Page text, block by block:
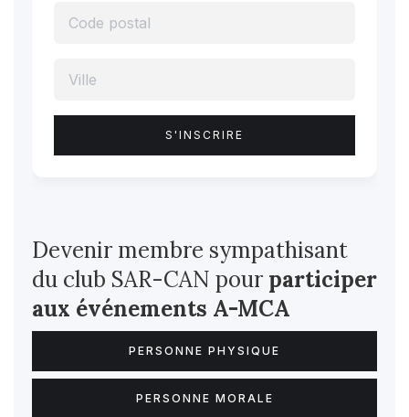
Devenir membre sympathisant
du club SAR-CAN pour participer
aux événements A-MCA
PERSONNE PHYSIQUE
PERSONNE MORALE